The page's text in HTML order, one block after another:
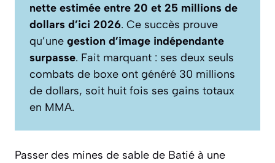
nette estimée entre 20 et 25 millions de
dollars d’ici 2026. Ce succès prouve
qu’une gestion d’image indépendante
surpasse. Fait marquant : ses deux seuls
combats de boxe ont généré 30 millions
de dollars, soit huit fois ses gains totaux
en MMA.
Passer des mines de sable de Batié à une